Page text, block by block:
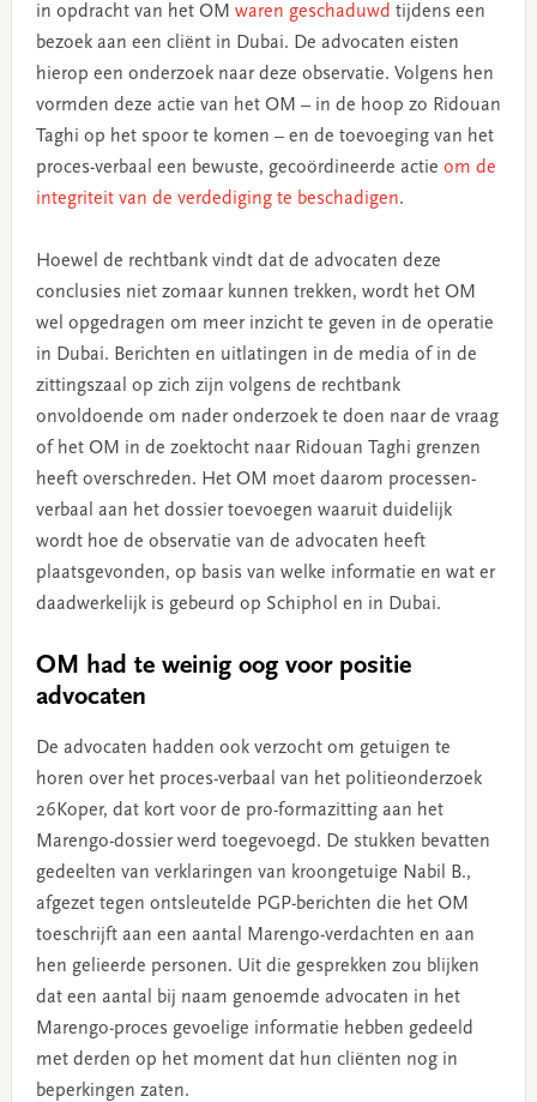
in opdracht van het OM waren geschaduwd tijdens een
bezoek aan een cliënt in Dubai. De advocaten eisten
hierop een onderzoek naar deze observatie. Volgens hen
vormden deze actie van het OM – in de hoop zo Ridouan
Taghi op het spoor te komen – en de toevoeging van het
proces-verbaal een bewuste, gecoördineerde actie om de
integriteit van de verdediging te beschadigen.
Hoewel de rechtbank vindt dat de advocaten deze
conclusies niet zomaar kunnen trekken, wordt het OM
wel opgedragen om meer inzicht te geven in de operatie
in Dubai. Berichten en uitlatingen in de media of in de
zittingszaal op zich zijn volgens de rechtbank
onvoldoende om nader onderzoek te doen naar de vraag
of het OM in de zoektocht naar Ridouan Taghi grenzen
heeft overschreden. Het OM moet daarom processen-
verbaal aan het dossier toevoegen waaruit duidelijk
wordt hoe de observatie van de advocaten heeft
plaatsgevonden, op basis van welke informatie en wat er
daadwerkelijk is gebeurd op Schiphol en in Dubai.
OM had te weinig oog voor positie
advocaten
De advocaten hadden ook verzocht om getuigen te
horen over het proces-verbaal van het politieonderzoek
26Koper, dat kort voor de pro-formazitting aan het
Marengo-dossier werd toegevoegd. De stukken bevatten
gedeelten van verklaringen van kroongetuige Nabil B.,
afgezet tegen ontsleutelde PGP-berichten die het OM
toeschrijft aan een aantal Marengo-verdachten en aan
hen gelieerde personen. Uit die gesprekken zou blijken
dat een aantal bij naam genoemde advocaten in het
Marengo-proces gevoelige informatie hebben gedeeld
met derden op het moment dat hun cliënten nog in
beperkingen zaten.